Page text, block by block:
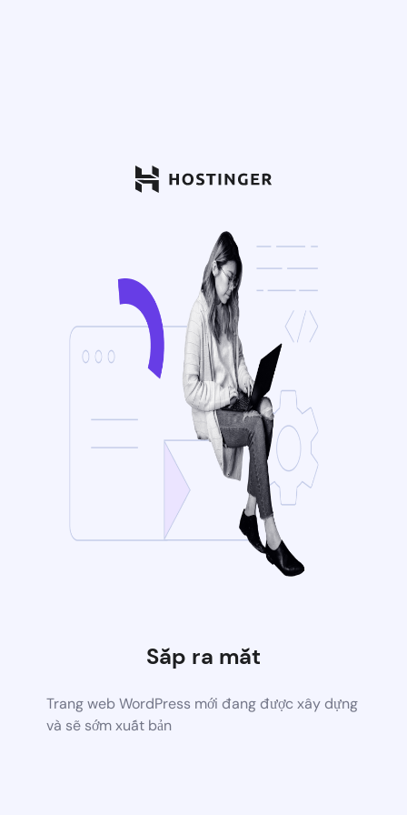
Sắp ra mắt
Trang web WordPress mới đang được xây dựng
và sẽ sớm xuất bản